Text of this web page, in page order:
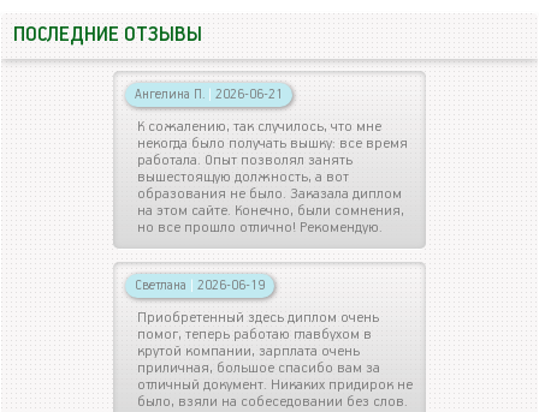
ПОСЛЕДНИЕ ОТЗЫВЫ
Ангелина П. | 2026-06-21
К сожалению, так случилось, что мне
некогда было получать вышку: все время
работала. Опыт позволял занять
вышестоящую должность, а вот
образования не было. Заказала диплом
на этом сайте. Конечно, были сомнения,
но все прошло отлично! Рекомендую.
Светлана | 2026-06-19
Приобретенный здесь диплом очень
помог, теперь работаю главбухом в
крутой компании, зарплата очень
приличная, большое спасибо вам за
отличный документ. Никаких придирок не
было, взяли на собеседовании без слов.